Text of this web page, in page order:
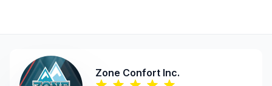
Zone Confort Inc.